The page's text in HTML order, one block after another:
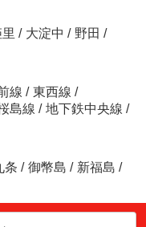
/ 大淀中 / 野田 /
線 / 東西線 /
島線 / 地下鉄中央線 /
条 / 御幣島 / 新福島 /